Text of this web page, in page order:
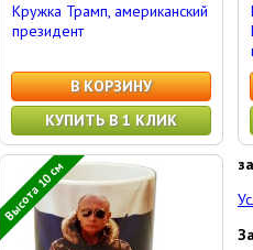
Кружка Трамп, американский
президент
В КОРЗИНУ
КУПИТЬ В 1 КЛИК
Высота 10 см